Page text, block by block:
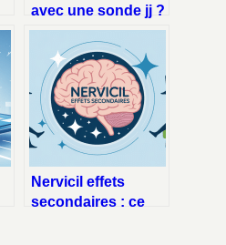
avec une sonde jj ?
ce qu’il faut
vraiment savoir
Nervicil effets
secondaires : ce